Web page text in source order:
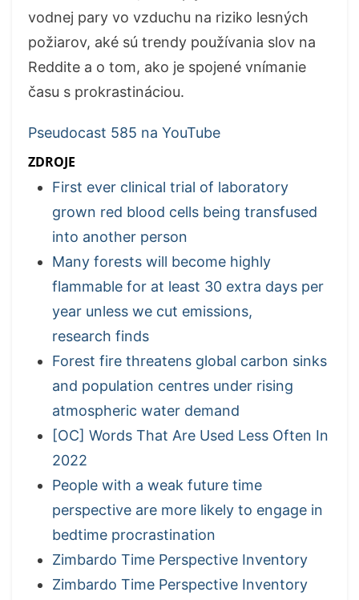
vodnej pary vo vzduchu na riziko lesných
požiarov, aké sú trendy používania slov na
Reddite a o tom, ako je spojené vnímanie
času s prokrastináciou.
Pseudocast 585 na YouTube
ZDROJE
First ever clinical trial of laboratory
grown red blood cells being transfused
into another person
Many forests will become highly
flammable for at least 30 extra days per
year unless we cut emissions,
research finds
Forest fire threatens global carbon sinks
and population centres under rising
atmospheric water demand
[OC] Words That Are Used Less Often In
2022
People with a weak future time
perspective are more likely to engage in
bedtime procrastination
Zimbardo Time Perspective Inventory
Zimbardo Time Perspective Inventory